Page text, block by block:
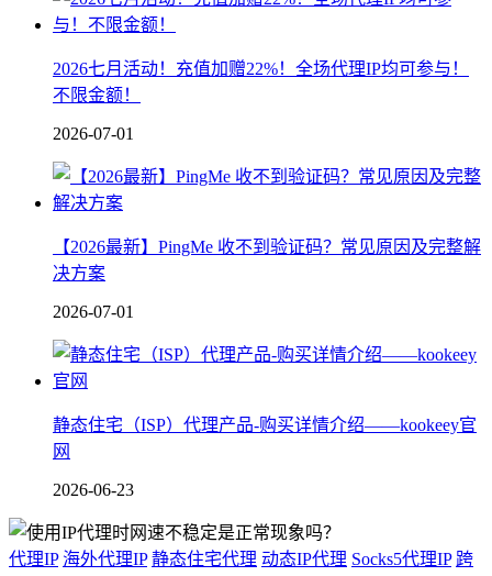
2026七月活动！充值加赠22%！全场代理IP均可参与！
不限金额！
2026-07-01
【2026最新】PingMe 收不到验证码？常见原因及完整解
决方案
2026-07-01
静态住宅（ISP）代理产品-购买详情介绍——kookeey官
网
2026-06-23
代理IP 海外代理IP 静态住宅代理 动态IP代理 Socks5代理IP 跨